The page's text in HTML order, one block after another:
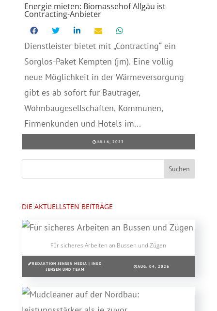
Energie mieten: Biomassehof Allgäu ist
Contracting-Anbieter
Dienstleister bietet mit „Contracting“ ein
Sorglos-Paket Kempten (jm). Eine völlig
neue Möglichkeit in der Wärmeversorgung
gibt es ab sofort für Bauträger,
Wohnbaugesellschaften, Kommunen,
Firmenkunden und Hotels im...
JULI 4, 2023
DIE AKTUELLSTEN BEITRÄGE
Für sicheres Arbeiten an Bussen und Zügen
REDAKTION JENSEN MEDIA | INGO
JENSEN UND TEAM
AUG. 04, 2026